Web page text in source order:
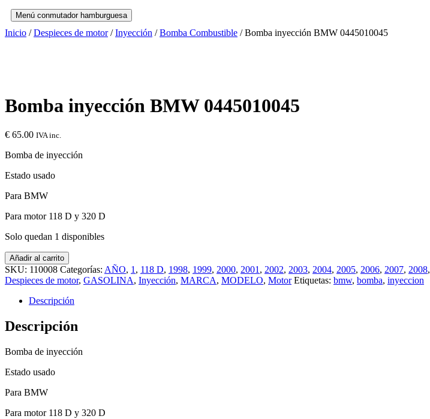
Menú conmutador hamburguesa
Inicio /Despieces de motor/Inyección /Bomba Combustible / Bomba inyección BMW 0445010045
Bomba inyección BMW 0445010045
€ 65.00 IVA inc.
Bomba de inyección
Estado usado
Para BMW
Para motor 118 D y 320 D
Solo quedan 1 disponibles
Añadir al carrito
SKU: 110008 Categorías: AÑO, 1 , 118 D, 1998, 1999, 2000, 2001 , 2002, 2003, 2004, 2005, 2006, 2007, 2008,
Despieces de motor, GASOLINA, Inyección, MARCA, MODELO, Motor Etiquetas: bmw, bomba, inyeccion
Descripción
Descripción
Bomba de inyección
Estado usado
Para BMW
Para motor 118 D y 320 D